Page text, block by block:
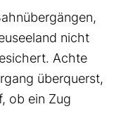
nicht
Achte
überquerst,
ob ein Zug